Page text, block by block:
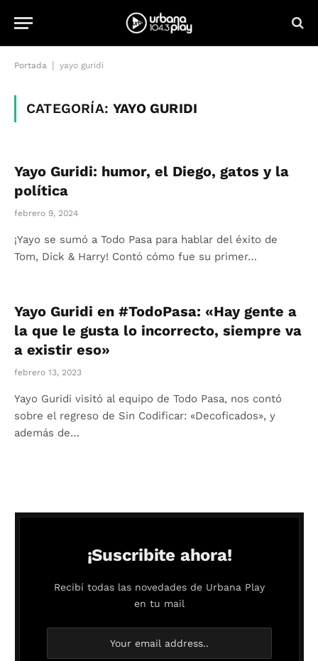
Portada yayo guridi
CATEGORÍA:YAYO GURIDI
Yayo Guridi: humor, el Diego, gatos y la
política
febrero 9, 2024
¡Yayo se sumó a Todo Pasa para hablar del éxito de
Tom, Dick & Harry! Contó cómo fue su primer…
Yayo Guridi en #TodoPasa: «Hay gente a
la que le gusta lo incorrecto, siempre va
a existir eso»
febrero 13, 2023
Yayo Guridi visitó al equipo de Todo Pasa, nos contó
sobre el regreso de Sin Codificar: «Decoficados», y
además de…
¡Suscribite ahora!
Recibí todas las novedades de Urbana Play
en tu mail